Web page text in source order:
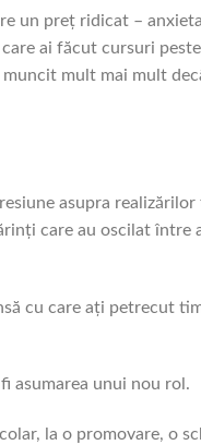
un preț ridicat –
ai făcut cursuri peste
mult mai mult
asupra realizărilor
care au oscilat între
cu care ați petrecut
asumarea unui nou rol.
la o promovare, o